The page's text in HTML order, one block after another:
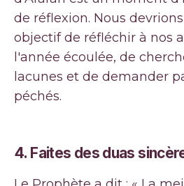
de réflexion. Nous
objectif de réfléchir à nos
l'année écoulée, de
lacunes et de demander
péchés.
4. Faites des duas